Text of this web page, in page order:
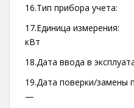
16.Тип прибора учета:
17.Единица измерения:
кВт
18.Дата ввода в
19.Дата поверки/замены
—